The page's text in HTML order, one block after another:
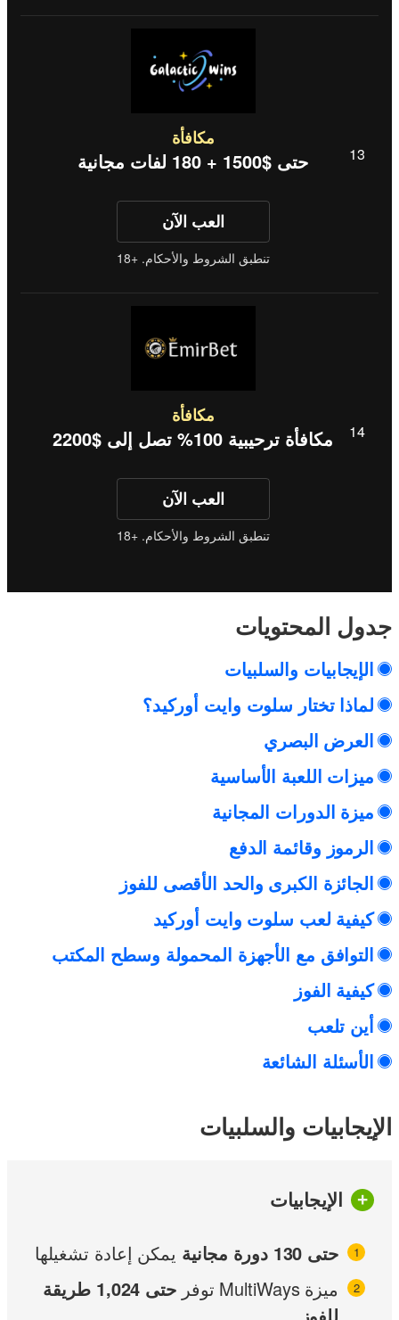
مكافأة
حتى $1500 + 180 لفات مجانية
العب الآن
تنطبق الشروط والأحكام. +18
مكافأة
مكافأة ترحيبية 100% تصل إلى $2200
العب الآن
تنطبق الشروط والأحكام. +18
جدول المحتويات
الإيجابيات والسلبيات
لماذا تختار سلوت وايت أوركيد؟
العرض البصري
ميزات اللعبة الأساسية
ميزة الدورات المجانية
الرموز وقائمة الدفع
الجائزة الكبرى والحد الأقصى للفوز
كيفية لعب سلوت وايت أوركيد
التوافق مع الأجهزة المحمولة وسطح المكتب
كيفية الفوز
أين تلعب
الأسئلة الشائعة
الإيجابيات والسلبيات
الإيجابيات
حتى 130 دورة مجانية
يمكن إعادة تشغيلها
ميزة MultiWays توفر
حتى 1,024 طريقة